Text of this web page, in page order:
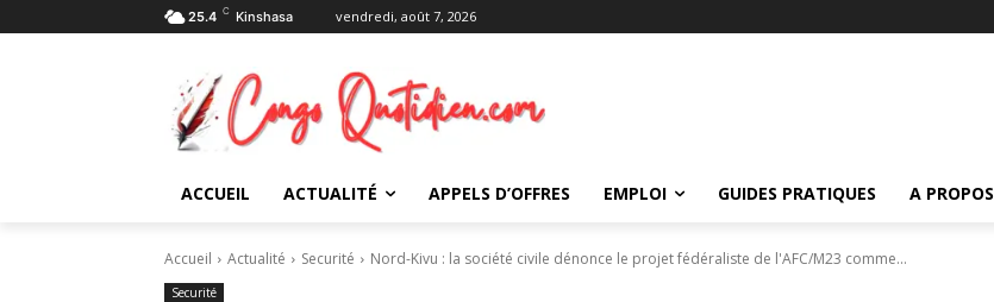
25.4 C Kinshasa vendredi, août 7, 2026
ACCUEIL ACTUALITÉ APPELS D’OFFRES EMPLOI GUIDES PRATIQUES A PROPOS
Accueil Actualité Securité Nord-Kivu : la société civile dénonce le projet fédéraliste de l'AFC/M23 comme...
Securité